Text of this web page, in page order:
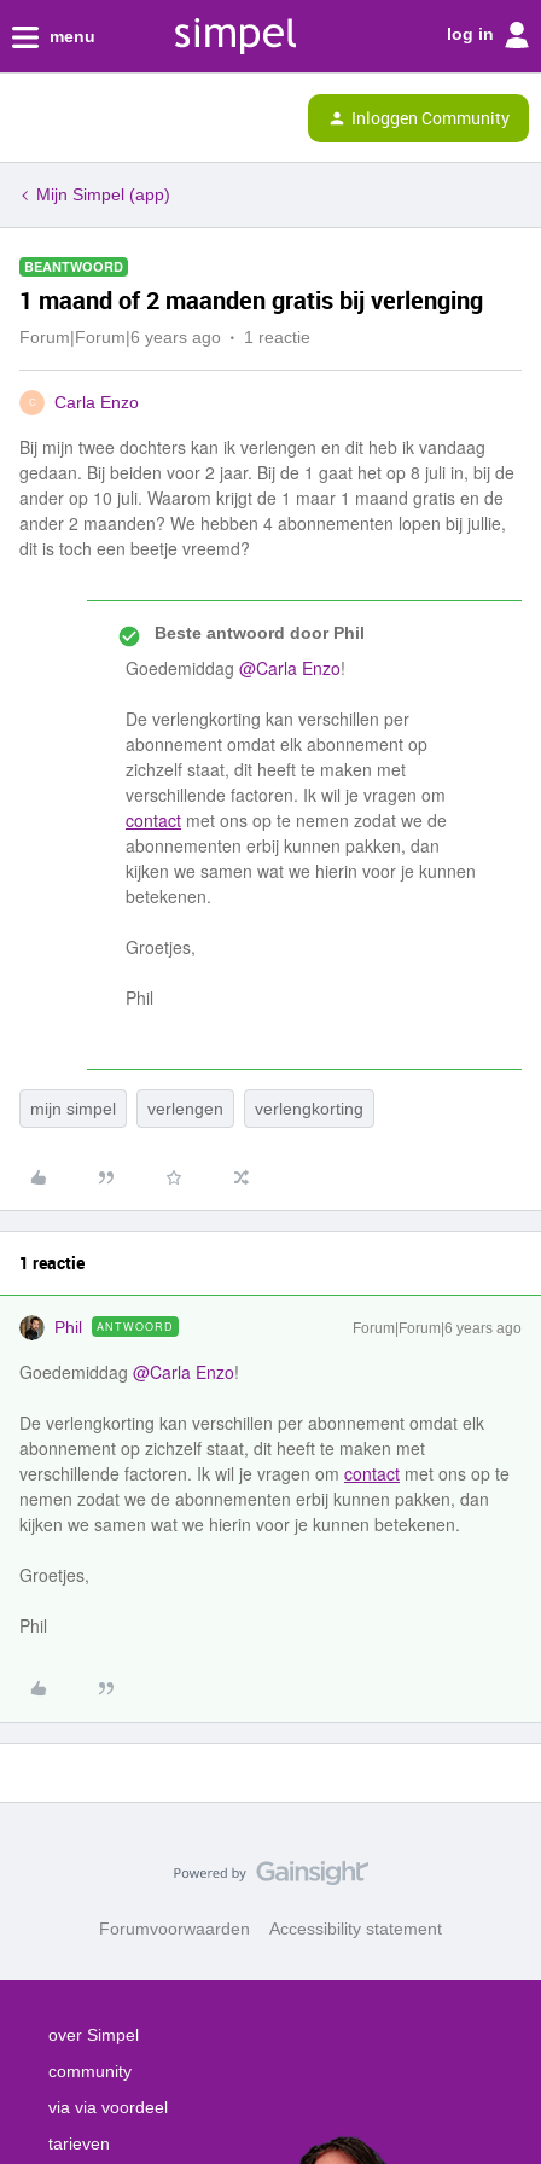
menu log in
Inloggen Community
Mijn Simpel (app)
BEANTWOORD
1 maand of 2 maanden gratis bij verlenging
Forum|Forum|6 years ago 1 reactie
C Carla Enzo
Bij mijn twee dochters kan ik verlengen en dit heb ik vandaag
gedaan. Bij beiden voor 2 jaar. Bij de 1 gaat het op 8 juli in, bij de
ander op 10 juli. Waarom krijgt de 1 maar 1 maand gratis en de
ander 2 maanden? We hebben 4 abonnementen lopen bij jullie,
dit is toch een beetje vreemd?
Beste antwoord doorPhil
Goedemiddag @Carla Enzo!
De verlengkorting kan verschillen per
abonnement omdat elk abonnement op
zichzelf staat, dit heeft te maken met
verschillende factoren. Ik wil je vragen om
contact met ons op te nemen zodat we de
abonnementen erbij kunnen pakken, dan
kijken we samen wat we hierin voor je kunnen
betekenen.
Groetjes,
Phil
mijn simpel verlengen verlengkorting
1 reactie
Phil ANTWOORD Forum|Forum|6 years ago
Goedemiddag @Carla Enzo!
De verlengkorting kan verschillen per abonnement omdat elk
abonnement op zichzelf staat, dit heeft te maken met
verschillende factoren. Ik wil je vragen om contact met ons op te
nemen zodat we de abonnementen erbij kunnen pakken, dan
kijken we samen wat we hierin voor je kunnen betekenen.
Groetjes,
Phil
Forumvoorwaarden Accessibility statement
over Simpel
community
via via voordeel
tarieven